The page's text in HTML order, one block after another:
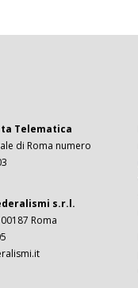
Telematica
di Roma numero
s.r.l.
Roma